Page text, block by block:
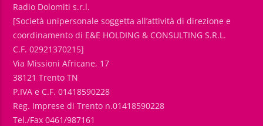
Radio Dolomiti s.r.l.
[Società unipersonale soggetta all’attività di direzione e
coordinamento di E&E HOLDING & CONSULTING S.R.L.
C.F. 02921370215]
Via Missioni Africane, 17
38121 Trento TN
P.IVA e C.F. 01418590228
Reg. Imprese di Trento n.01418590228
Tel./Fax 0461/987161